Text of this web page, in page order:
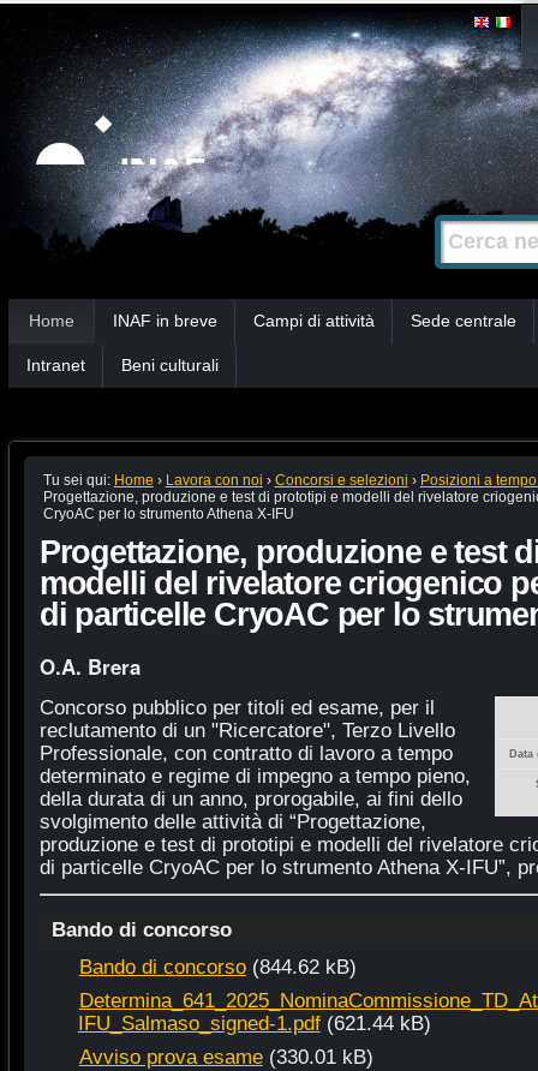
Strumenti
personali
Salta
contenuti.
|
Salta
alla
navigazione
Cerca nel
Ricerca
avanzata…
Home INAF in breve Campi di attività Sede centrale
Intranet Beni culturali
Tu sei qui: Home › Lavora con noi › Concorsi e selezioni › Posizioni a
Progettazione, produzione e test di prototipi e modelli del rivelatore
CryoAC per lo strumento Athena X-IFU
Progettazione, produzione e test
modelli del rivelatore criogenico
di particelle CryoAC per lo
O.A. Brera
Concorso pubblico per titoli ed esame, per il
reclutamento di un "Ricercatore", Terzo Livello
Professionale, con contratto di lavoro a tempo
determinato e regime di impegno a tempo pieno,
della durata di un anno, prorogabile, ai fini dello
svolgimento delle attività di “Progettazione,
produzione e test di prototipi e modelli del rivelatore
di particelle CryoAC per lo strumento Athena X-IFU”,
Bando di concorso
Bando di concorso (844.62 kB)
IFU_Salmaso_signed-1.pdf (621.44 kB)
Avviso prova esame (330.01 kB)